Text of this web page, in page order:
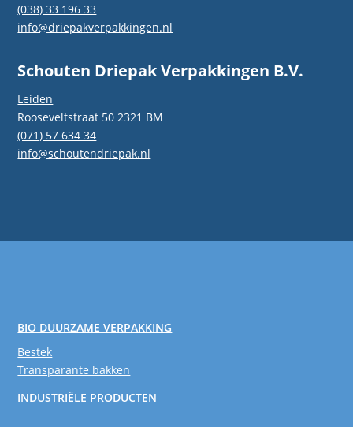
(038) 33 196 33
info@driepakverpakkingen.nl
Schouten Driepak Verpakkingen B.V.
Leiden
Rooseveltstraat 50 2321 BM
(071) 57 634 34
info@schoutendriepak.nl
BIO DUURZAME VERPAKKING
Bestek
Transparante bakken
INDUSTRIËLE PRODUCTEN